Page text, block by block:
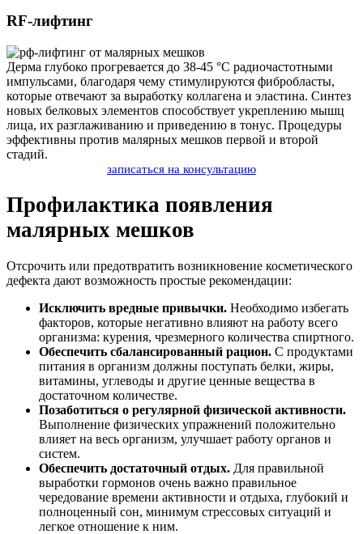
RF-лифтинг
Дерма глубоко прогревается до 38-45 °С радиочастотными
импульсами, благодаря чему стимулируются фибробласты,
которые отвечают за выработку коллагена и эластина. Синтез
новых белковых элементов способствует укреплению мышц
лица, их разглаживанию и приведению в тонус. Процедуры
эффективны против малярных мешков первой и второй
стадий.
записаться на консультацию
Профилактика появления
малярных мешков
Отсрочить или предотвратить возникновение косметического
дефекта дают возможность простые рекомендации:
Исключить вредные привычки. Необходимо избегать
факторов, которые негативно влияют на работу всего
организма: курения, чрезмерного количества спиртного.
Обеспечить сбалансированный рацион. С продуктами
питания в организм должны поступать белки, жиры,
витамины, углеводы и другие ценные вещества в
достаточном количестве.
Позаботиться о регулярной физической активности.
Выполнение физических упражнений положительно
влияет на весь организм, улучшает работу органов и
систем.
Обеспечить достаточный отдых. Для правильной
выработки гормонов очень важно правильное
чередование времени активности и отдыха, глубокий и
полноценный сон, минимум стрессовых ситуаций и
легкое отношение к ним.